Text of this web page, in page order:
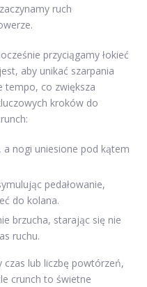
ruch
przyciągamy łokieć
aby unikać szarpania
tempo, co zwiększa
kroków do
a nogi uniesione pod kątem
pedałowanie,
do kolana.
brzucha, starając się nie
ruchu.
czas lub liczbę powtórzeń,
crunch to świetne